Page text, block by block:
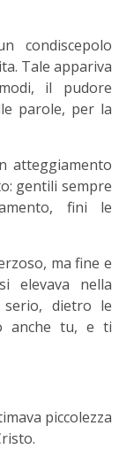
condiscepolo
Tale appariva
il pudore
parole, per la
atteggiamento
gentili sempre
fini le
ma fine e
elevava nella
dietro le
anche tu, e ti
piccolezza